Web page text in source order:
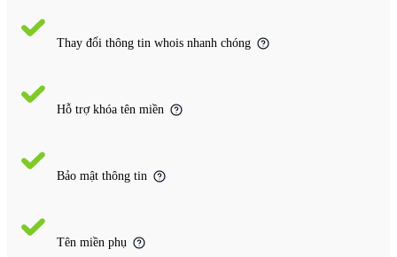
Thay đổi thông tin whois nhanh chóng
Hỗ trợ khóa tên miền
Bảo mật thông tin
Tên miền phụ